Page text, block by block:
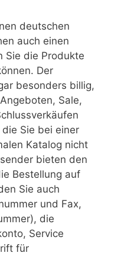
deutschen
auch einen
Sie die Produkte
Der
besonders billig,
Sale,
Sie bei einer
Katalog nicht
bieten den
Bestellung auf
Sie auch
und Fax,
die
Service
für